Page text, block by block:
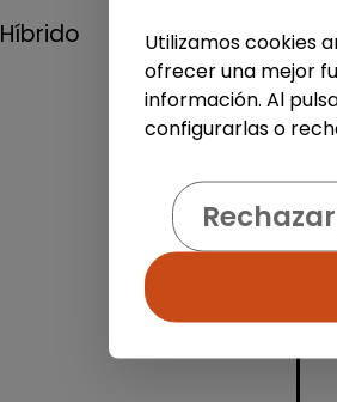
Híbrido
2
Utilizamos cookies
ofrecer una mejor
información. Al
configurarlas o